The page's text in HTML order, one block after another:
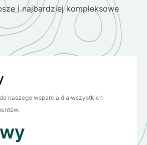
i najbardziej kompleksowe
naszego wsparcia dla wszystkich